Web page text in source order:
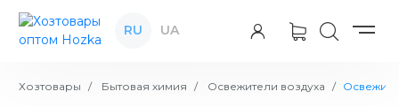
RU UA
Хозтовары Бытовая химия Освежители воздуха